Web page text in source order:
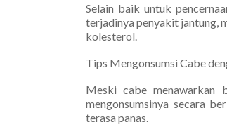
Selain baik untuk
terjadinya penyakit jantung,
kolesterol.
Tips Mengonsumsi Cabe
Meski cabe menawarkan
mengonsumsinya secara
terasa panas.